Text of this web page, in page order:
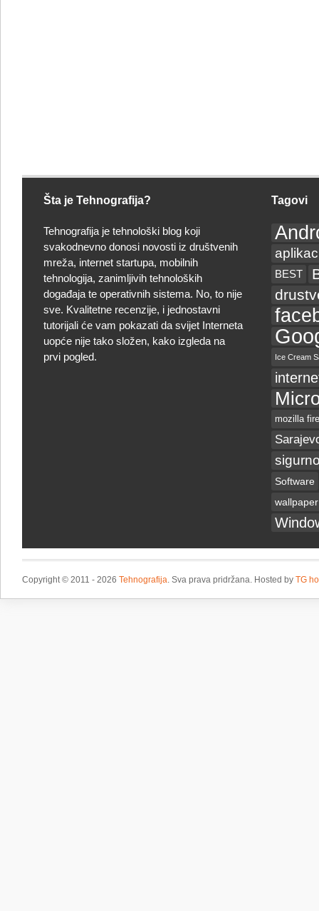
Šta je Tehnografija?
Tehnografija je tehnološki blog koji
svakodnevno donosi novosti iz društvenih
mreža, internet startupa, mobilnih
tehnologija, zanimljivih tehnoloških
događaja te operativnih sistema. No, to nije
sve. Kvalitetne recenzije, i jednostavni
tutorijali će vam pokazati da svijet Interneta
uopće nije tako složen, kako izgleda na
prvi pogled.
Tagovi
BEST
Ice Cream
mozilla
Software
wallpaper
Copyright © 2011 - 2026 Tehnografija. Sva prava pridržana. Hosted by TG